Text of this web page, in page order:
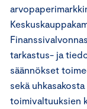
tarkastus- ja
säännökset
sekä
toimivaltuuksien